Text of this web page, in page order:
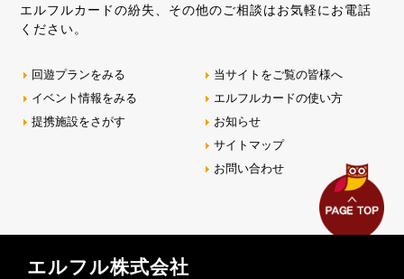
エルフルカードの紛失、その他のご相談はお気軽にお電話
ください。
回遊プランをみる
イベント情報をみる
提携施設をさがす
当サイトをご覧の皆様へ
エルフルカードの使い方
お知らせ
サイトマップ
お問い合わせ
エルフル株式会社